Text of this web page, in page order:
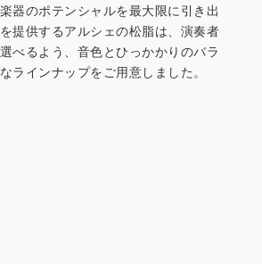
器のポテンシャルを最大限に引き出
提供するアルシェの松脂は、演奏者
べるよう、音色とひっかかりのバラ
ラインナップをご用意しました。